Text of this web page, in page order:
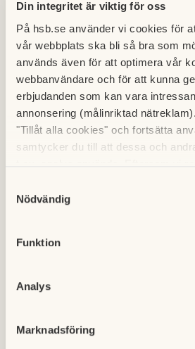
Din integritet är viktig för oss
På hsb.se använder vi cookies för
vår webbplats ska bli så bra som
används även för att optimera vår
webbanvändare och för att kunna
erbjudanden som kan vara
annonsering (målinriktad
"Tillåt alla cookies" och fortsätta
samtycker du till att dessa och
cookies och välja att endast tillåta
Nödvändig
Funktion
Analys
Marknadsföring
Blanketter, manualer och
skötselanvisningar
Ladda ner blanketter för
andrahandsuthyrning,